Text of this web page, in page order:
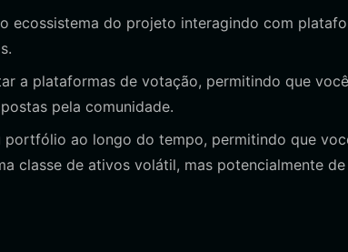
ecossistema do projeto interagindo com
a plataformas de votação, permitindo que você
pela comunidade.
portfólio ao longo do tempo, permitindo que
classe de ativos volátil, mas potencialmente